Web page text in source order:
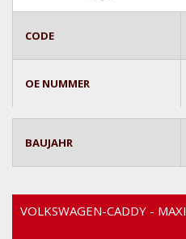
CODE
OE NUMMER
BAUJAHR
VOLKSWAGEN-CADDY - MAXI